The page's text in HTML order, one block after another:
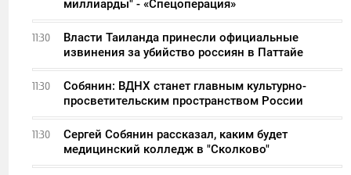
миллиарды" - «Спецоперация»
11:30
Власти Таиланда принесли официальные
извинения за убийство россиян в Паттайе
11:30
Собянин: ВДНХ станет главным культурно-
просветительским пространством России
11:30
Сергей Собянин рассказал, каким будет
медицинский колледж в "Сколково"